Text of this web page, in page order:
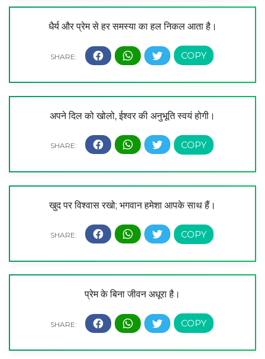
धैर्य और प्रेम से हर समस्या का हल निकल आता है।
अपने दिल को खोलो, ईश्वर की अनुभूति स्वयं होगी।
खुद पर विश्वास रखो; भगवान हमेशा आपके साथ हैं।
प्रेम के बिना जीवन अधूरा है।